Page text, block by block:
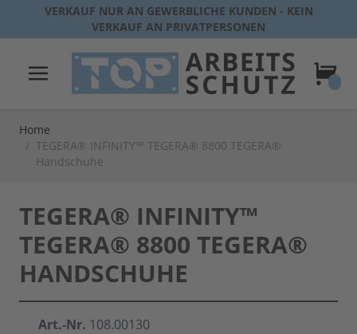
Direkt zum Inhalt
VERKAUF NUR AN GEWERBLICHE KUNDEN - KEIN
VERKAUF AN PRIVATPERSONEN
Home
/ TEGERA® INFINITY™ TEGERA® 8800 TEGERA®
Handschuhe
TEGERA® INFINITY™
TEGERA® 8800 TEGERA®
HANDSCHUHE
Art.-Nr. 108.00130